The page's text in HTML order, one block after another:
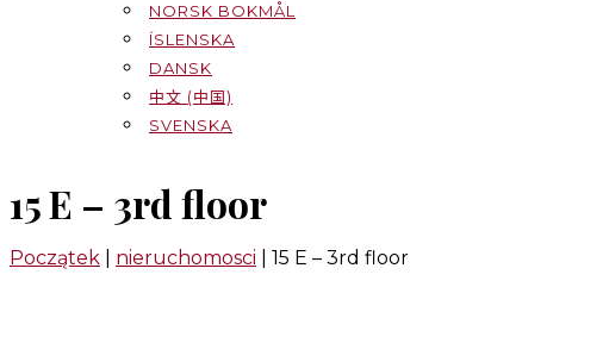
NORSK BOKMÅL
ÍSLENSKA
DANSK
中文 (中国)
SVENSKA
15 E – 3rd floor
Początek nieruchomosci 15 E – 3rd floor